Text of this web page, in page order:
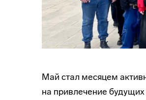
Май стал месяцем
на привлечение